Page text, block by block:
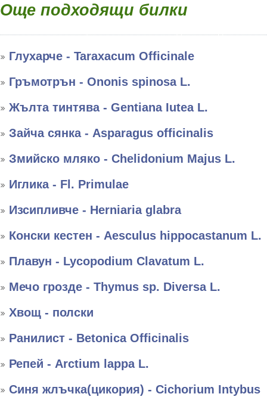
Още подходящи билки
Глухарче - Taraxacum Officinale
Гръмотрън - Ononis spinosa L.
Жълта тинтява - Gentiana Iutea L.
Зайча сянка - Asparagus officinalis
Змийско мляко - Chelidonium Majus L.
Иглика - Fl. Primulae
Изсипливче - Herniaria glabra
Конски кестен - Aesculus hippocastanum L.
Плавун - Lycopodium Clavatum L.
Мечо грозде - Thymus sp. Diversa L.
Хвощ - полски
Ранилист - Betonica Officinalis
Репей - Arctium lappa L.
Синя жлъчка(цикория) - Cichorium Intybus